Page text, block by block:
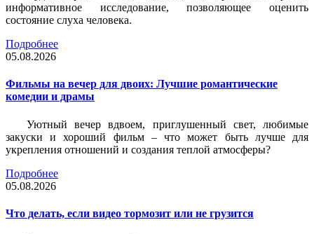
информативное исследование, позволяющее оценить
состояние слуха человека.
Подробнее
05.08.2026
Фильмы на вечер для двоих: Лучшие романтические
комедии и драмы
Уютный вечер вдвоем, приглушенный свет, любимые
закуски и хороший фильм – что может быть лучше для
укрепления отношений и создания теплой атмосферы?
Подробнее
05.08.2026
Что делать, если видео тормозит или не грузится